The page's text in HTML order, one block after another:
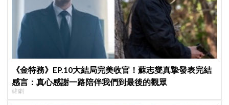
《金特務》EP.10大結局完美收官！蘇志燮真摯發表完結
感言：真心感謝一路陪伴我們到最後的觀眾
韓劇